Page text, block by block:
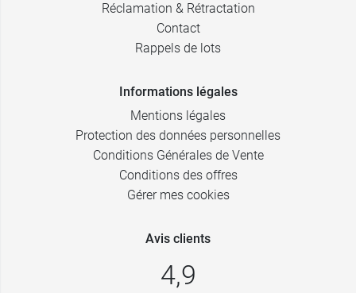
Réclamation & Rétractation
Contact
Rappels de lots
Informations légales
Mentions légales
Protection des données personnelles
Conditions Générales de Vente
Conditions des offres
Gérer mes cookies
Avis clients
4,9